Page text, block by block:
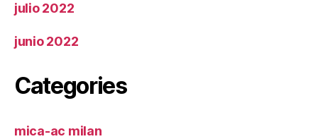
julio 2022
junio 2022
Categories
mica-ac milan